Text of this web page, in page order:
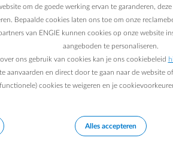
er 5 uitgepikt die heel vaak
ook de meest gestelde
om de goede werking ervan te garanderen,
Bepaalde cookies laten ons toe om onze
van ENGIE kunnen cookies op onze website
aangeboden te personaliseren.
ons gebruik van cookies kan je ons cookiebeleid
aanvaarden en direct door te gaan naar de website
functionele) cookies te weigeren en je
Alles accepteren